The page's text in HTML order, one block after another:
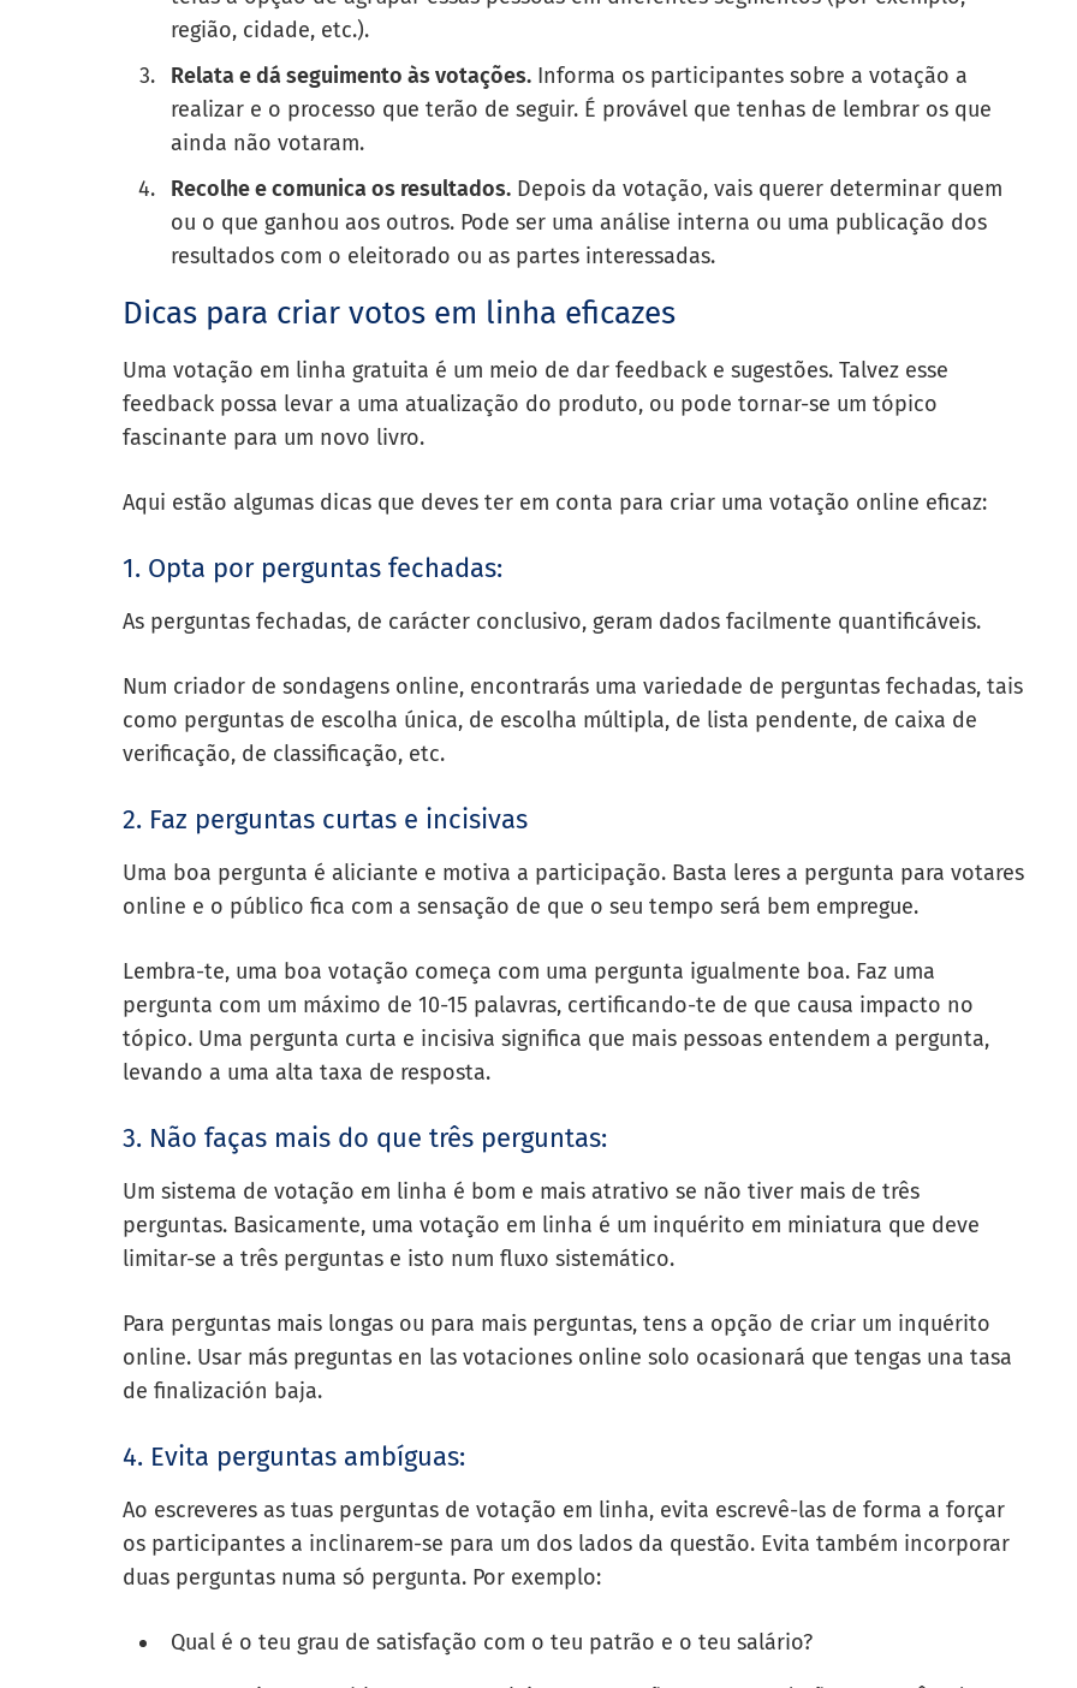
região, cidade, etc.).
Relata e dá seguimento às votações. Informa os participantes sobre a votação a
realizar e o processo que terão de seguir. É provável que tenhas de lembrar os que
ainda não votaram.
Recolhe e comunica os resultados. Depois da votação, vais querer determinar quem
ou o que ganhou aos outros. Pode ser uma análise interna ou uma publicação dos
resultados com o eleitorado ou as partes interessadas.
Dicas para criar votos em linha eficazes
Uma votação em linha gratuita é um meio de dar feedback e sugestões. Talvez esse
feedback possa levar a uma atualização do produto, ou pode tornar-se um tópico
fascinante para um novo livro.
Aqui estão algumas dicas que deves ter em conta para criar uma votação online eficaz:
1. Opta por perguntas fechadas:
As perguntas fechadas, de carácter conclusivo, geram dados facilmente quantificáveis.
Num criador de sondagens online, encontrarás uma variedade de perguntas fechadas, tais
como perguntas de escolha única, de escolha múltipla, de lista pendente, de caixa de
verificação, de classificação, etc.
2. Faz perguntas curtas e incisivas
Uma boa pergunta é aliciante e motiva a participação. Basta leres a pergunta para votares
online e o público fica com a sensação de que o seu tempo será bem empregue.
Lembra-te, uma boa votação começa com uma pergunta igualmente boa. Faz uma
pergunta com um máximo de 10-15 palavras, certificando-te de que causa impacto no
tópico. Uma pergunta curta e incisiva significa que mais pessoas entendem a pergunta,
levando a uma alta taxa de resposta.
3. Não faças mais do que três perguntas:
Um sistema de votação em linha é bom e mais atrativo se não tiver mais de três
perguntas. Basicamente, uma votação em linha é um inquérito em miniatura que deve
limitar-se a três perguntas e isto num fluxo sistemático.
Para perguntas mais longas ou para mais perguntas, tens a opção de criar um inquérito
online. Usar más preguntas en las votaciones online solo ocasionará que tengas una tasa
de finalización baja.
4. Evita perguntas ambíguas:
Ao escreveres as tuas perguntas de votação em linha, evita escrevê-las de forma a forçar
os participantes a inclinarem-se para um dos lados da questão. Evita também incorporar
duas perguntas numa só pergunta. Por exemplo:
Qual é o teu grau de satisfação com o teu patrão e o teu salário?